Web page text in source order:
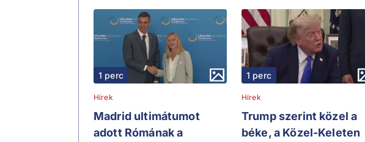
1 perc
Hírek
Madrid ultimátumot
adott Rómának a
1 perc
Hírek
Trump szerint közel a
béke, a Közel-Keleten